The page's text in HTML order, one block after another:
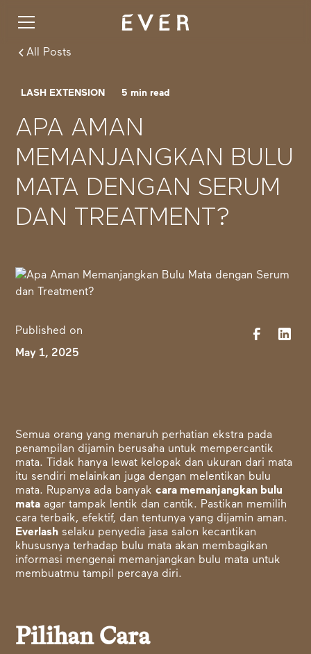
All Posts
LASH EXTENSION 5 min read
APA AMAN
MEMANJANGKAN BULU
MATA DENGAN SERUM
DAN TREATMENT?
Published on
May 1, 2025
Semua orang yang menaruh perhatian ekstra pada
penampilan dijamin berusaha untuk mempercantik
mata. Tidak hanya lewat kelopak dan ukuran dari mata
itu sendiri melainkan juga dengan melentikan bulu
mata. Rupanya ada banyakcara memanjangkan bulu
mata agar tampak lentik dan cantik. Pastikan memilih
cara terbaik, efektif, dan tentunya yang dijamin aman.
Everlash selaku penyedia jasa salon kecantikan
khususnya terhadap bulu mata akan membagikan
informasi mengenai memanjangkan bulu mata untuk
membuatmu tampil percaya diri.
Pilihan Cara